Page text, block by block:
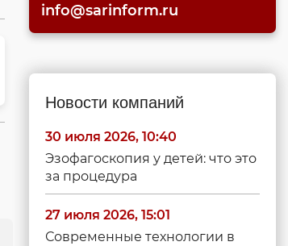
info@sarinform.ru
Новости компаний
30 июля 2026, 10:40
Эзофагоскопия у детей: что это
за процедура
27 июля 2026, 15:01
Современные технологии в